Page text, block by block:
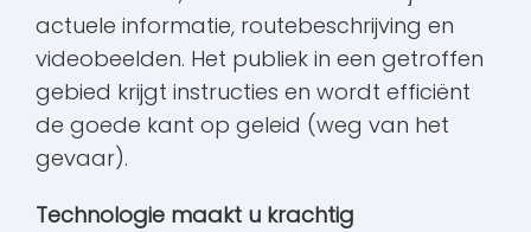
actuele informatie, routebeschrijving en
videobeelden. Het publiek in een getroffen
gebied krijgt instructies en wordt efficiënt
de goede kant op geleid (weg van het
gevaar).
Technologie maakt u krachtig